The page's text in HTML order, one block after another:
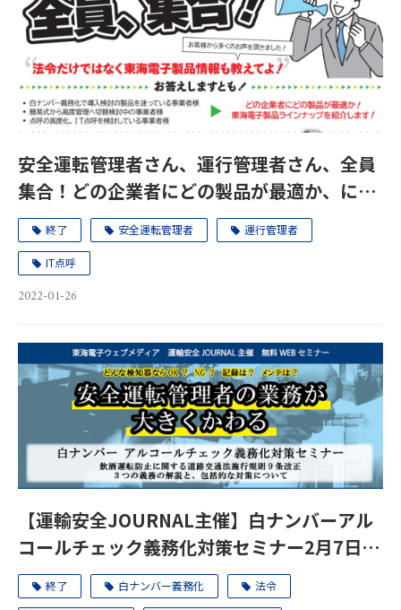
安全運転管理者さん、運行管理者さん、全員
集合！どの企業者にどの製品が最適か、にお
答えします！セミナー2月10日（木)
終了 安全運転管理者 運行管理者
IT点呼
2022-01-26
【運輸安全JOURNAL主催】白ナンバーアル
コールチェック義務化対策セミナー2月7日、
25日終了 白ナンバー義務化 法令